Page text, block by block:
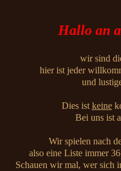
Hallo an
wir sind
hier ist jeder
und
Dies ist keine
Bei uns ist
Wir spielen nach
also eine Liste immer
Schauen wir mal, wer sich